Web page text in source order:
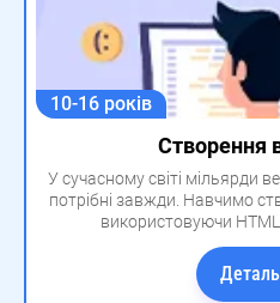
10-16 років
Створення
У сучасному світі мільярди
потрібні завжди. Навчимо
використовуючи